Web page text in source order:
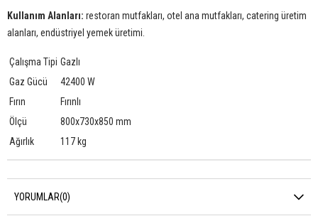
Kullanım Alanları: restoran mutfakları, otel ana mutfakları, catering üretim
alanları, endüstriyel yemek üretimi.
Çalışma Tipi Gazlı
Gaz Gücü
42400 W
Fırın
Fırınlı
Ölçü
800x730x850 mm
Ağırlık
117 kg
YORUMLAR(0)